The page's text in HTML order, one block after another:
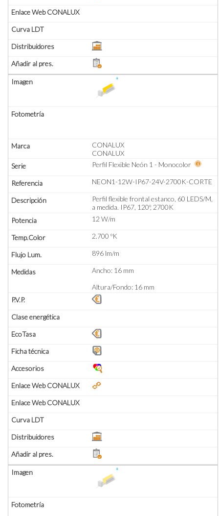
CONALUX
CONALUX
Perfil Flexible Neón 1 - Monocolor
NEON1-12W-IP67-24V-2700K-CORTE
Perfil flexible frontal estanco, 60 LEDS/M,
a medida. IP67, 120º, 2700K
12 W/m
2.700 ºK
896 lm/m
Ancho: 16 mm
Altura/Fondo: 16 mm